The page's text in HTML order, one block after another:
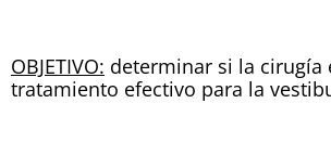
OBJETIVO: determinar si la cirugía
tratamiento efectivo para la